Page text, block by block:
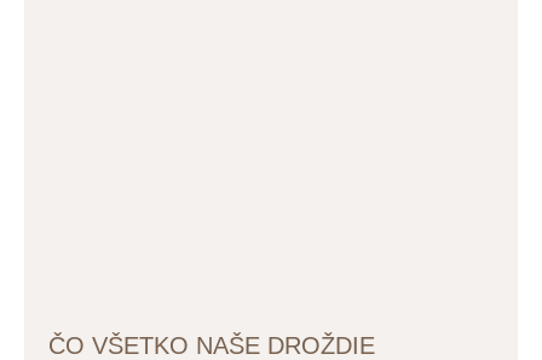
ČO VŠETKO NAŠE DROŽDIE